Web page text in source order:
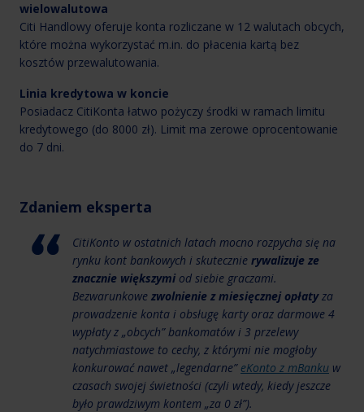
wielowalutowa
Citi Handlowy oferuje konta rozliczane w 12 walutach obcych,
które można wykorzystać m.in. do płacenia kartą bez
kosztów przewalutowania.
Linia kredytowa w koncie
Posiadacz CitiKonta łatwo pożyczy środki w ramach limitu
kredytowego (do 8000 zł). Limit ma zerowe oprocentowanie
do 7 dni.
Zdaniem eksperta
CitiKonto w ostatnich latach mocno rozpycha się na
rynku kont bankowych i skutecznie rywalizuje ze
znacznie większymi od siebie graczami.
Bezwarunkowe zwolnienie z miesięcznej opłatyza
prowadzenie konta i obsługę karty oraz darmowe 4
wypłaty z „obcych” bankomatów i 3 przelewy
natychmiastowe to cechy, z którymi nie mogłoby
konkurować nawet „legendarne” eKonto z mBanku w
czasach swojej świetności (czyli wtedy, kiedy jeszcze
było prawdziwym kontem „za 0 zł”).